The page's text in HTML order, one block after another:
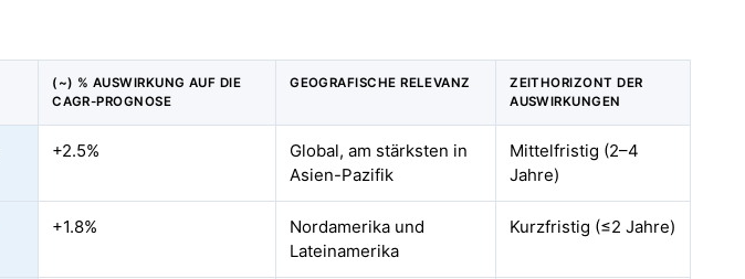
(~) % AUSWIRKUNG AUF DIE
CAGR-PROGNOSE
GEOGRAFISCHE RELEVANZ
ZEITHORIZONT DER
AUSWIRKUNGEN
+2.5%
Global, am stärksten in
Asien-Pazifik
Mittelfristig (2–4
Jahre)
+1.8%
Nordamerika und
Lateinamerika
Kurzfristig (≤2 Jahre)